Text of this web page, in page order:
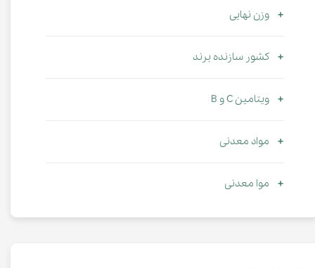
وزن نهایی
کشور سازنده برند
ویتامین C و B
مواد معدنی
موا معدنی